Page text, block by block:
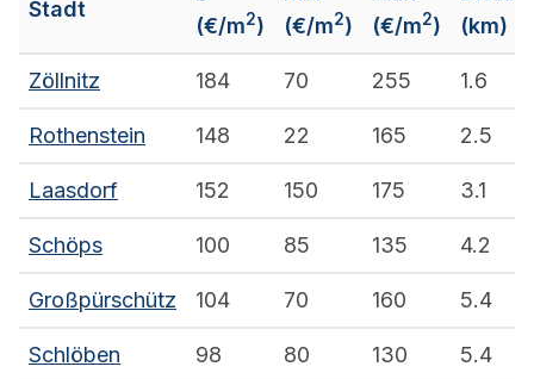
Stadt
(€/m2)
(€/m2)
(€/m2)
(km)
Zöllnitz 184 70 255 1.6
Rothenstein 148 22 165 2.5
Laasdorf 152 150 175 3.1
Schöps 100 85 135 4.2
Großpürschütz 104 70 160 5.4
Schlöben 98 80 130 5.4